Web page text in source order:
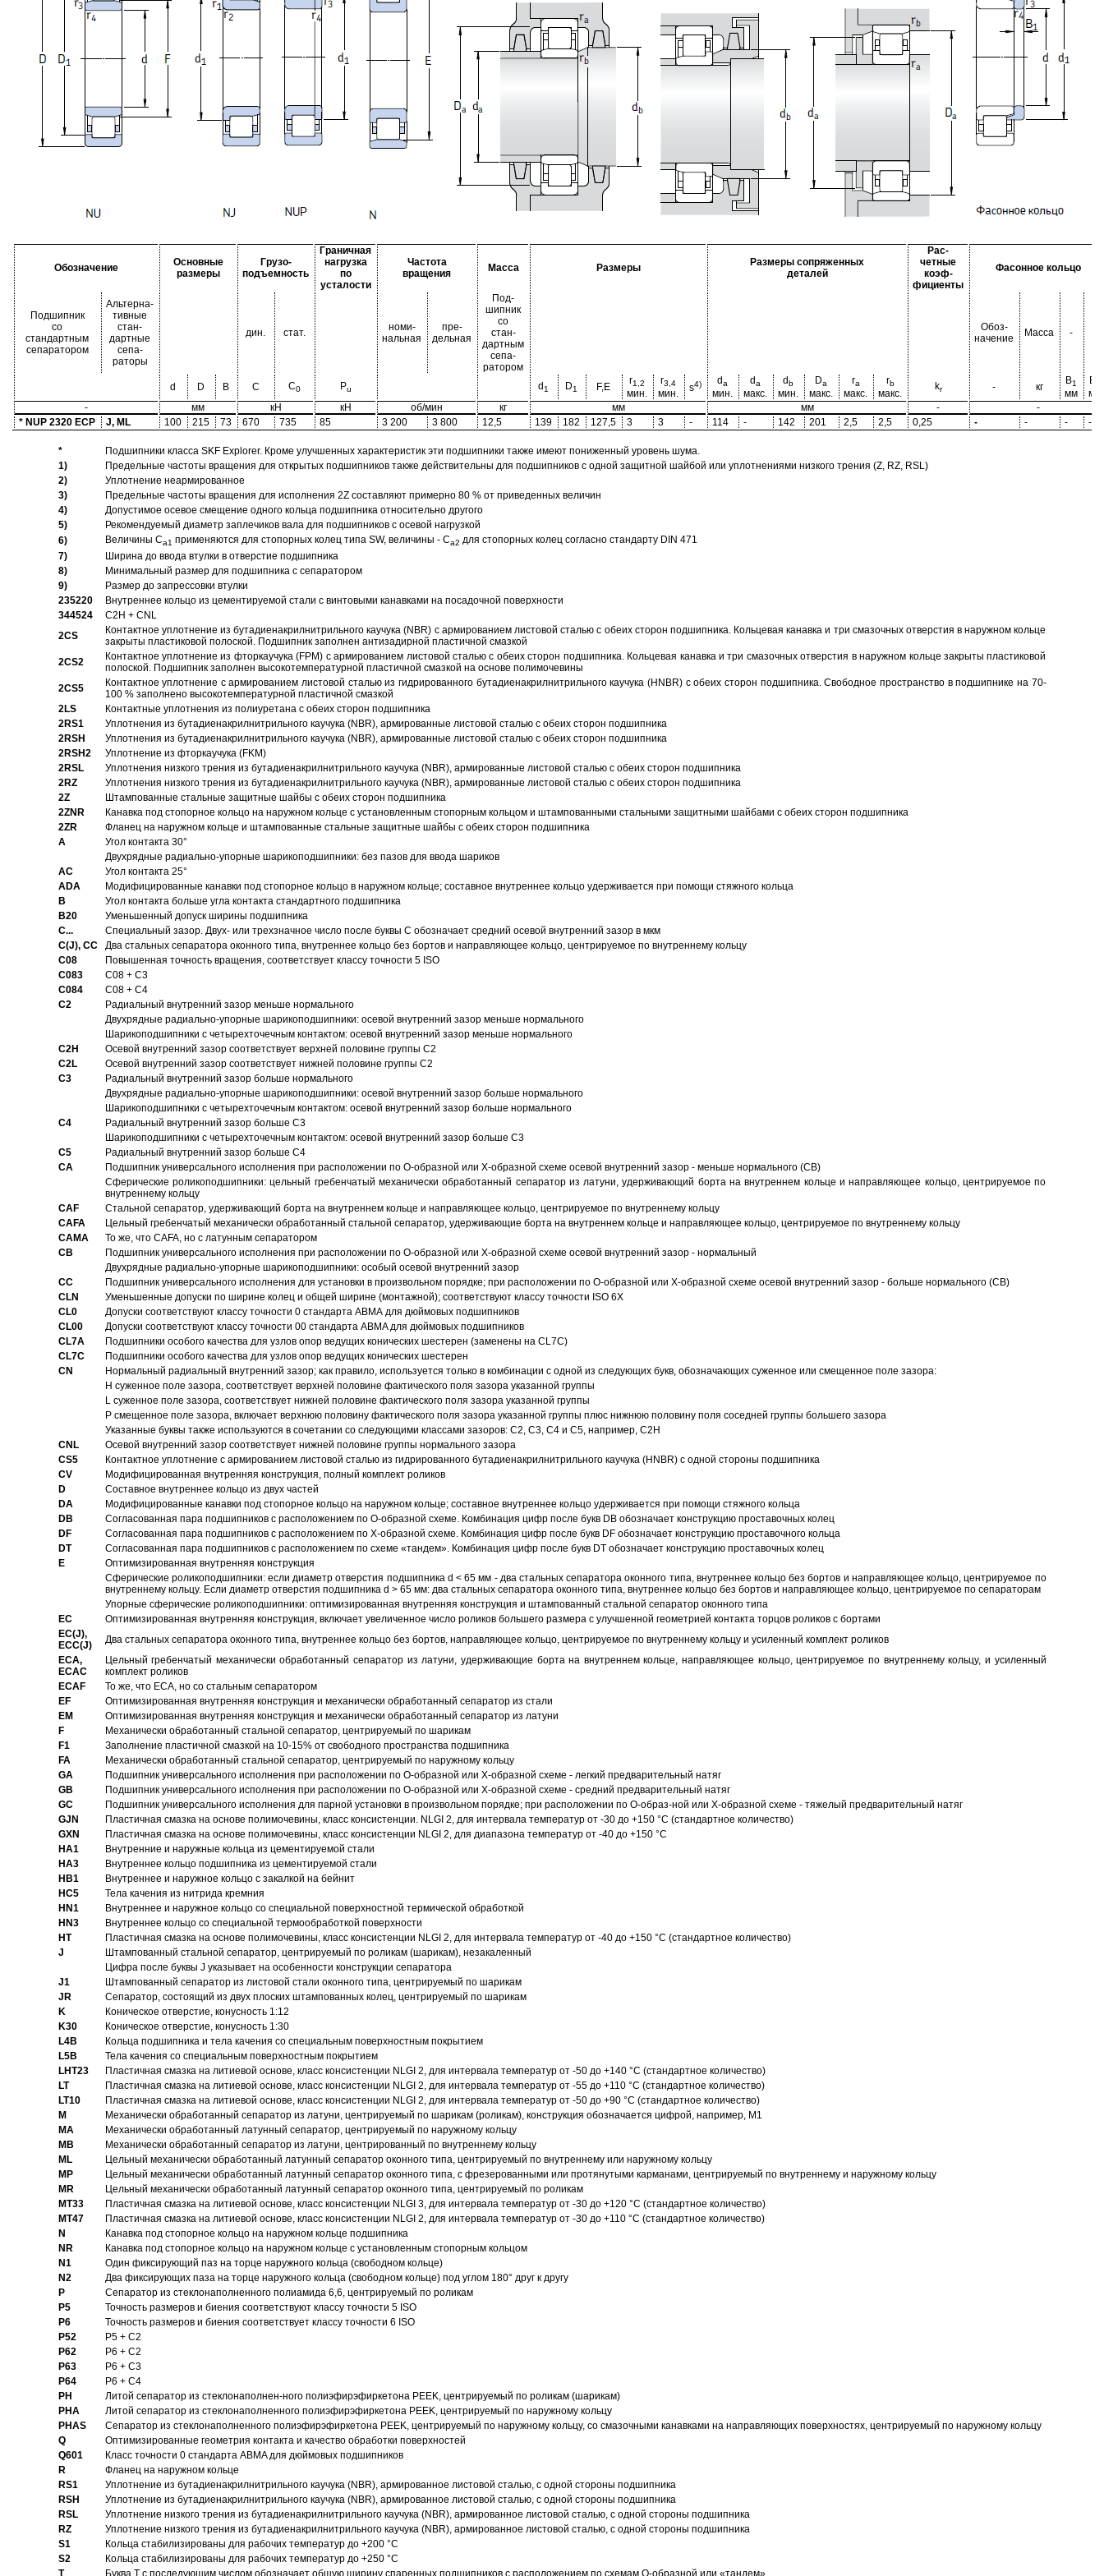
Обозначение
Основные
размеры
Грузо-
подъемность
Граничная
нагрузка
по
усталости
Частота
вращения
Масса Размеры
Размеры сопряженных
деталей
Рас-
четные
коэф-
фициенты
Фасонное кольцо
Подшипник
со
стандартным
сепаратором
Альтерна-
тивные
стан-
дартные
сепа-
раторы
дин. стат.
номи-
нальная
пре-
дельная
Под-
шипник
со
стан-
дартным
сепа-
ратором
Обоз-
начение
Масса -
d D B C C0 Pu d1 D1 F,E
r1,2
мин.
r3,4
мин.
s4) da
мин.
da
макс.
d b
мин.
Da
макс.
ra
макс.
rb
макс.
kr - кг
B1
мм
B
мм
-
мм кН кН об/мин кг мм мм -
-
* NUP 2320 ECP
J, ML 100 215 73 670 735 85 3 200 3 800 12,5 139 182 127,5 3 3 - 114 - 142 201 2,5 2,5 0,25 - - - -
*
Подшипники класса SKF Explorer. Кроме улучшенных характеристик эти подшипники также имеют пониженный уровень шума.
1)
Предельные частоты вращения для открытых подшипников также действительны для подшипников с одной защитной шайбой или уплотнениями низкого трения (Z, RZ, RSL)
2)
Уплотнение неармированное
3)
Предельные частоты вращения для исполнения 2Z составляют примерно 80 % от приведенных величин
4)
Допустимое осевое смещение одного кольца подшипника относительно другого
5)
Рекомендуемый диаметр заплечиков вала для подшипников с осевой нагрузкой
6)
Величины Ca1 применяются для стопорных колец типа SW, величины - Ca2 для стопорных колец согласно стандарту DIN 471
7)
Ширина до ввода втулки в отверстие подшипника
8)
Минимальный размер для подшипника с сепаратором
9)
Размер до запрессовки втулки
235220
Внутреннее кольцо из цементируемой стали с винтовыми канавками на посадочной поверхности
344524
C2H + CNL
2CS
Контактное уплотнение из бутадиенакрилнитрильного каучука (NBR) с армированием листовой сталью с обеих сторон подшипника. Кольцевая канавка и три смазочных отверстия в наружном кольце
закрыты пластиковой полоской. Подшипник заполнен антизадирной пластичной смазкой
2CS2
Контактное уплотнение из фторкаучука (FPM) с армированием листовой сталью с обеих сторон подшипника. Кольцевая канавка и три смазочных отверстия в наружном кольце закрыты пластиковой
полоской. Подшипник заполнен высокотемпературной пластичной смазкой на основе полимочевины
2CS5
Контактное уплотнение с армированием листовой сталью из гидрированного бутадиенакрилнитрильного каучука (HNBR) с обеих сторон подшипника. Свободное пространство в подшипнике на 70-
100 % заполнено высокотемпературной пластичной смазкой
2LS
Контактные уплотнения из полиуретана с обеих сторон подшипника
2RS1
Уплотнения из бутадиенакрилнитрильного каучука (NBR), армированные листовой сталью с обеих сторон подшипника
2RSH
Уплотнения из бутадиенакрилнитрильного каучука (NBR), армированные листовой сталью с обеих сторон подшипника
2RSH2
Уплотнение из фторкаучука (FKM)
2RSL
Уплотнения низкого трения из бутадиенакрилнитрильного каучука (NBR), армированные листовой сталью с обеих сторон подшипника
2RZ
Уплотнения низкого трения из бутадиенакрилнитрильного каучука (NBR), армированные листовой сталью с обеих сторон подшипника
2Z
Штампованные стальные защитные шайбы с обеих сторон подшипника
2ZNR
Канавка под стопорное кольцо на наружном кольце с установленным стопорным кольцом и штампованными стальными защитными шайбами с обеих сторон подшипника
2ZR
Фланец на наружном кольце и штампованные стальные защитные шайбы с обеих сторон подшипника
A
Угол контакта 30°
Двухрядные радиально-упорные шарикоподшипники: без пазов для ввода шариков
AC
Угол контакта 25°
ADA
Модифицированные канавки под стопорное кольцо в наружном кольце; составное внутреннее кольцо удерживается при помощи стяжного кольца
B
Угол контакта больше угла контакта стандартного подшипника
B20
Уменьшенный допуск ширины подшипника
C...
Специальный зазор. Двух- или трехзначное число после буквы С обозначает средний осевой внутренний зазор в мкм
C(J), CC
Два стальных сепаратора оконного типа, внутреннее кольцо без бортов и направляющее кольцо, центрируемое по внутреннему кольцу
C08
Повышенная точность вращения, соответствует классу точности 5 ISO
C083
C08 + C3
C084
C08 + C4
C2
Pадиальный внутренний зазор меньше нормального
Двухрядные радиально-упорные шарикоподшипники: осевой внутренний зазор меньше нормального
Шарикоподшипники с четырехточечным контактом: осевой внутренний зазор меньше нормального
C2H
Осевой внутренний зазор соответствует верхней половине группы C2
C2L
Осевой внутренний зазор соответствует нижней половине группы C2
C3
Pадиальный внутренний зазор больше нормального
Двухрядные радиально-упорные шарикоподшипники: осевой внутренний зазор больше нормального
Шарикоподшипники с четырехточечным контактом: осевой внутренний зазор больше нормального
C4
Pадиальный внутренний зазор больше C3
Шарикоподшипники с четырехточечным контактом: осевой внутренний зазор больше C3
C5
Pадиальный внутренний зазор больше C4
CA
Подшипник универсального исполнения при расположении по О-образной или Х-образной схеме осевой внутренний зазор - меньше нормального (CB)
Сферические роликоподшипники: цельный гребенчатый механически обработанный сепаратор из латуни, удерживающий борта на внутреннем кольце и направляющее кольцо, центрируемое по
внутреннему кольцу
CAF
Стальной сепаратор, удерживающий борта на внутреннем кольце и направляющее кольцо, центрируемое по внутреннему кольцу
CAFA
Цельный гребенчатый механически обработанный стальной сепаратор, удерживающие борта на внутреннем кольце и направляющее кольцо, центрируемое по внутреннему кольцу
CAMA
То же, что CAFA, но с латунным сепаратором
CB
Подшипник универсального исполнения при расположении по О-образной или Х-образной схеме осевой внутренний зазор - нормальный
Двухрядные радиально-упорные шарикоподшипники: особый осевой внутренний зазор
CC
Подшипник универсального исполнения для установки в произвольном порядке; при расположении по О-образной или Х-образной схеме осевой внутренний зазор - больше нормального (CB)
CLN
Уменьшенные допуски по ширине колец и общей ширине (монтажной); соответствуют классу точности ISO 6X
CL0
Допуски соответствуют классу точности 0 стандарта АВМА для дюймовых подшипников
CL00
Допуски соответствуют классу точности 00 стандарта ABMA для дюймовых подшипников
CL7A
Подшипники особого качества для узлов опор ведущих конических шестерен (заменены на CL7C)
CL7C
Подшипники особого качества для узлов опор ведущих конических шестерен
CN
Hормальный радиальный внутренний зазор; как правило, используется только в комбинации с одной из следующих букв, обозначающих суженное или смещенное поле зазора:
H суженное поле зазора, соответствует верхней половине фактического поля зазора указанной группы
L суженное поле зазора, соответствует нижней половине фактического поля зазора указанной группы
P смещенное поле зазора, включает верхнюю половину фактического поля зазора указанной группы плюс нижнюю половину поля соседней группы большего зазора
Указанные буквы также используются в сочетании со следующими классами зазоров: С2, C3, С4 и С5, например, С2Н
CNL
Осевой внутренний зазор соответствует нижней половине группы нормального зазора
CS5
Контактное уплотнение с армированием листовой сталью из гидрированного бутадиенакрилнитрильного каучука (HNBR) с одной стороны подшипника
CV
Модифицированная внутренняя конструкция, полный комплект роликов
D
Составное внутреннее кольцо из двух частей
DA
Модифицированные канавки под стопорное кольцо на наружном кольце; составное внутреннее кольцо удерживается при помощи стяжного кольца
DB
Согласованная пара подшипников с расположением по О-образной схеме. Комбинация цифр после букв DB обозначает конструкцию проставочных колец
DF
Согласованная пара подшипников с расположением по Х-образной схеме. Комбинация цифр после букв DF обозначает конструкцию проставочного кольца
DT
Согласованная пара подшипников с расположением по схеме «тандем». Комбинация цифр после букв DT обозначает конструкцию проставочных колец
E
Оптимизированная внутренняя конструкция
Сферические роликоподшипники: если диаметр отверстия подшипника d < 65 мм - два стальных сепаратора оконного типа, внутреннее кольцо без бортов и направляющее кольцо, центрируемое по
внутреннему кольцу. Если диаметр отверстия подшипника d > 65 мм: два стальных сепаратора оконного типа, внутреннее кольцо без бортов и направляющее кольцо, центрируемое по сепараторам
Упорные сферические роликоподшипники: оптимизированная внутренняя конструкция и штампованный стальной сепаратор оконного типа
EC
Oптимизированная внутренняя конструкция, включает увеличенное число роликов большего размера с улучшенной геометрией контакта торцов роликов с бортами
EC(J),
ECC(J)
Два стальных сепаратора оконного типа, внутреннее кольцо без бортов, направляющее кольцо, центрируемое по внутреннему кольцу и усиленный комплект роликов
ECA,
ECAC
Цельный гребенчатый механически обработанный сепаратор из латуни, удерживающие борта на внутреннем кольце, направляющее кольцо, центрируемое по внутреннему кольцу, и усиленный
комплект роликов
ECAF
То же, что ECA, но со стальным сепаратором
EF
Оптимизированная внутренняя конструкция и механически обработанный сепаратор из стали
EM
Оптимизированная внутренняя конструкция и механически обработанный сепаратор из латуни
F
Механически обработанный стальной сепаратор, центрируемый по шарикам
F1
Заполнение пластичной смазкой на 10-15% от свободного пространства подшипника
FA
Механически обработанный стальной сепаратор, центрируемый по наружному кольцу
GA
Подшипник универсального исполнения при расположении по О-образной или Х-образной схеме - легкий предварительный натяг
GB
Подшипник универсального исполнения при расположении по О-образной или Х-образной схеме - средний предварительный натяг
GC
Подшипник универсального исполнения для парной установки в произвольном порядке; при расположении по О-образ-ной или Х-образной схеме - тяжелый предварительный натяг
GJN
Пластичная смазка на основе полимочевины, класс консистенции. NLGI 2, для интервала температур от -30 до +150 °C (стандартное количество)
GXN
Пластичная смазка на основе полимочевины, класс консистенции NLGI 2, для диапазона температур от -40 до +150 °C
HA1
Внутренние и наружные кольца из цементируемой стали
HA3
Bнутреннее кольцо подшипника из цементируемой стали
HB1
Bнутреннее и наружное кольцо с закалкой на бейнит
HC5
Тела качения из нитрида кремния
HN1
Bнутреннее и наружное кольцо со специальной поверхностной термической обработкой
HN3
Внутреннее кольцо со специальной термообработкой поверхности
HT
Пластичная смазка на основе полимочевины, класс консистенции NLGI 2, для интервала температур от -40 до +150 °C (стандартное количество)
J
Штампованный стальной сепаратор, центрируемый по роликам (шарикам), незакаленный
Цифра после буквы J указывает на особенности конструкции сепаратора
J1
Штампованный сепаратор из листовой стали оконного типа, центрируемый по шарикам
JR
Сепаратор, состоящий из двух плоских штампованных колец, центрируемый по шарикам
K
Коническое отверстие, конусность 1:12
K30
Коническое отверстие, конусность 1:30
L4B
Кольца подшипника и тела качения со специальным поверхностным покрытием
L5B
Тела качения со специальным поверхностным покрытием
LHT23
Пластичная смазка на литиевой основе, класс консистенции NLGI 2, для интервала температур от -50 до +140 °C (стандартное количество)
LT
Пластичная смазка на литиевой основе, класс консистенции NLGI 2, для интервала температур от -55 до +110 °C (стандартное количество)
LT10
Пластичная смазка на литиевой основе, класс консистенции NLGI 2, для интервала температур от -50 до +90 °C (стандартное количество)
M
Механически обработанный сепаратор из латуни, центрируемый по шарикам (роликам), конструкция обозначается цифрой, например, M1
MA
Механически обработанный латунный сепаратор, центрируемый по наружному кольцу
MB
Механически обработанный сепаратор из латуни, центрированный по внутреннему кольцу
ML
Цельный механически обработанный латунный сепаратор оконного типа, центрируемый по внутреннему или наружному кольцу
MP
Цельный механически обработанный латунный сепаратор оконного типа, с фрезерованными или протянутыми карманами, центрируемый по внутреннему и наружному кольцу
MR
Цельный механически обработанный латунный сепаратор оконного типа, центрируемый по роликам
MT33
Пластичная смазка на литиевой основе, класс консистенции NLGI 3, для интервала температур от -30 до +120 °C (стандартное количество)
MT47
Пластичная смазка на литиевой основе, класс консистенции NLGI 2, для интервала температур от -30 до +110 °C (стандартное количество)
N
Канавка под стопорное кольцо на наружном кольце подшипника
NR
Канавка под стопорное кольцо на наружном кольце с установленным стопорным кольцом
N1
Один фиксирующий паз на торце наружного кольца (свободном кольце)
N2
Два фиксирующих паза на торце наружного кольца (свободном кольце) под углом 180° друг к другу
P
Cепаратор из стеклонаполненного полиамида 6,6, центрируемый по роликам
P5
Точность размеров и биения соответствуют классу точности 5 ISO
P6
Точность размеров и биения соответствует классу точности 6 ISO
P52
P5 + C2
P62
P6 + C2
P63
P6 + C3
P64
P6 + C4
PH
Литой сепаратор из стеклонаполнен-ного полиэфирэфиркетона PEEK, центрируемый по роликам (шарикам)
PHA
Литой сепаратор из стеклонаполненного полиэфирэфиркетона PEEK, центрируемый по наружному кольцу
PHAS
Сепаратор из стеклонаполненного полиэфирэфиркетона PEEK, центрируемый по наружному кольцу, со смазочными канавками на направляющих поверхностях, центрируемый по наружному кольцу
Q
Оптимизированные геометрия контакта и качество обработки поверхностей
Q601
Класс точности 0 стандарта ABMA для дюймовых подшипников
R
Фланец на наружном кольце
RS1
Уплотнение из бутадиенакрилнитрильного каучука (NBR), армированное листовой сталью, с одной стороны подшипника
RSH
Уплотнение из бутадиенакрилнитрильного каучука (NBR), армированное листовой сталью, с одной стороны подшипника
RSL
Уплотнение низкого трения из бутадиенакрилнитрильного каучука (NBR), армированное листовой сталью, с одной стороны подшипника
RZ
Уплотнение низкого трения из бутадиенакрилнитрильного каучука (NBR), армированное листовой сталью, с одной стороны подшипника
S1
Кольца стабилизированы для рабочих температур до +200 °C
S2
Кольца стабилизированы для рабочих температур до +250 °C
T
Буква T с последующим числом обозначает общую ширину спаренных подшипников с расположением по схемам О-образной или «тандем»